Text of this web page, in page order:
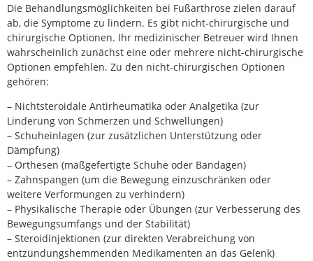
Die Behandlungsmöglichkeiten bei Fußarthrose zielen darauf
ab, die Symptome zu lindern. Es gibt nicht-chirurgische und
chirurgische Optionen. Ihr medizinischer Betreuer wird Ihnen
wahrscheinlich zunächst eine oder mehrere nicht-chirurgische
Optionen empfehlen. Zu den nicht-chirurgischen Optionen
gehören:
– Nichtsteroidale Antirheumatika oder Analgetika (zur
Linderung von Schmerzen und Schwellungen)
– Schuheinlagen (zur zusätzlichen Unterstützung oder
Dämpfung)
– Orthesen (maßgefertigte Schuhe oder Bandagen)
– Zahnspangen (um die Bewegung einzuschränken oder
weitere Verformungen zu verhindern)
– Physikalische Therapie oder Übungen (zur Verbesserung des
Bewegungsumfangs und der Stabilität)
– Steroidinjektionen (zur direkten Verabreichung von
entzündungshemmenden Medikamenten an das Gelenk)